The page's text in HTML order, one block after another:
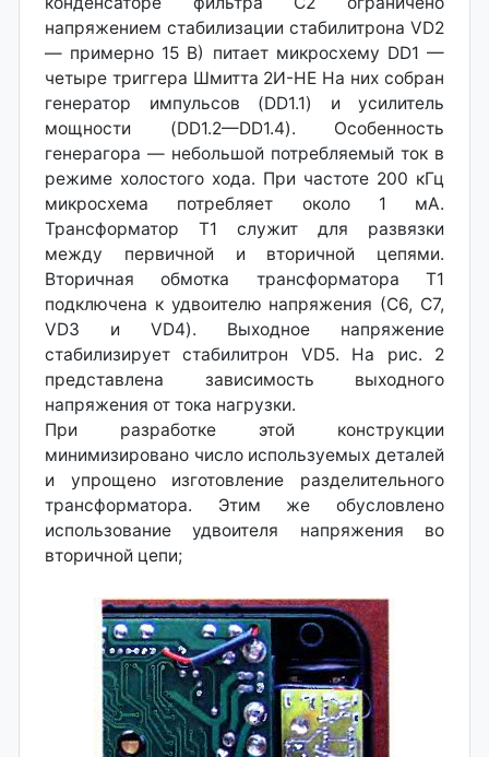
напряжением стабилизации стабилитрона VD2
— примерно 15 В) питает микросхему DD1 —
четыре триггера Шмитта 2И-НЕ На них собран
генератор импульсов (DD1.1) и усилитель
мощности (DD1.2—DD1.4). Особенность
генерагора — небольшой потребляемый ток в
режиме холостого хода. При частоте 200 кГц
микросхема потребляет около 1 мА.
Трансформатор Т1 служит для развязки
между первичной и вторичной цепями.
Вторичная обмотка трансформатора Т1
подключена к удвоителю напряжения (С6, С7,
VD3 и VD4). Выходное напряжение
стабилизирует стабилитрон VD5. На рис. 2
представлена зависимость выходного
напряжения от тока нагрузки.
При разработке этой конструкции
минимизировано число используемых деталей
и упрощено изготовление разделительного
трансформатора. Этим же обусловлено
использование удвоителя напряжения во
вторичной цепи;